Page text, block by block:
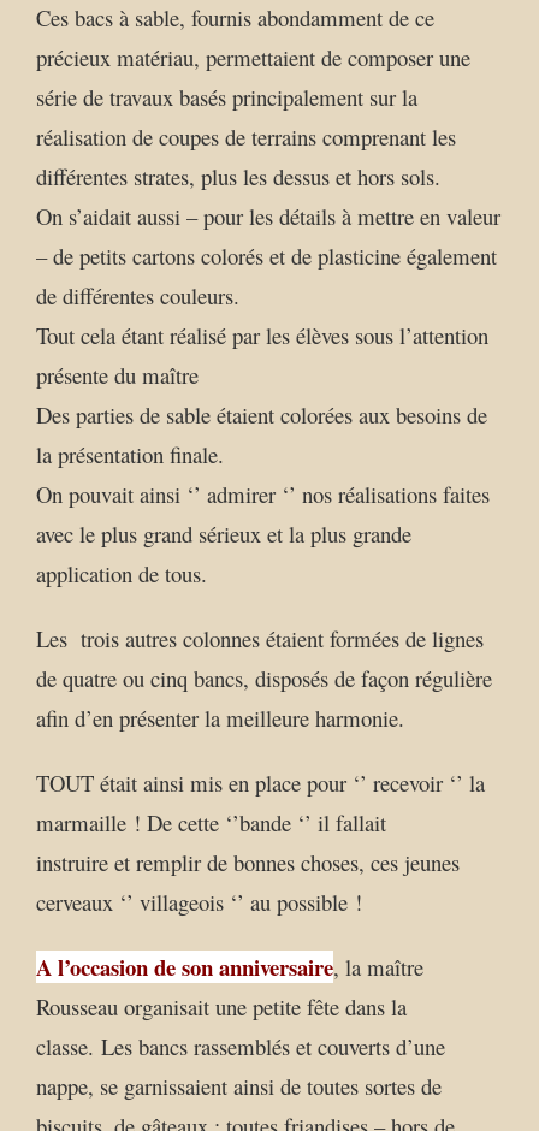
Ces bacs à sable, fournis abondamment de ce
précieux matériau, permettaient de composer une
série de travaux basés principalement sur la
réalisation de coupes de terrains comprenant les
différentes strates, plus les dessus et hors sols.
On s’aidait aussi – pour les détails à mettre en valeur
– de petits cartons colorés et de plasticine également
de différentes couleurs.
Tout cela étant réalisé par les élèves sous l’attention
présente du maître
Des parties de sable étaient colorées aux besoins de
la présentation finale.
On pouvait ainsi ‘’ admirer ‘’ nos réalisations faites
avec le plus grand sérieux et la plus grande
application de tous.
Les trois autres colonnes étaient formées de lignes
de quatre ou cinq bancs, disposés de façon régulière
afin d’en présenter la meilleure harmonie.
TOUT était ainsi mis en place pour ‘’ recevoir ‘’ la
marmaille ! De cette ‘’bande ‘’ il fallait
instruire et remplir de bonnes choses, ces jeunes
cerveaux ‘’ villageois ‘’ au possible !
A l’occasion de son anniversaire, la maître
Rousseau organisait une petite fête dans la
classe. Les bancs rassemblés et couverts d’une
nappe, se garnissaient ainsi de toutes sortes de